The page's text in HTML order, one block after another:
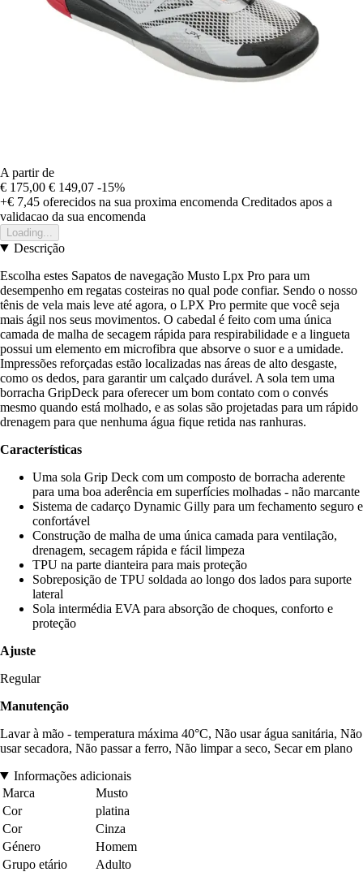
A partir de
€ 175,00 € 149,07 -15%
+€ 7,45 oferecidos na sua proxima encomenda Creditados apos a
validacao da sua encomenda
Loading...
Descrição
Escolha estes Sapatos de navegação Musto Lpx Pro para um
desempenho em regatas costeiras no qual pode confiar. Sendo o nosso
tênis de vela mais leve até agora, o LPX Pro permite que você seja
mais ágil nos seus movimentos. O cabedal é feito com uma única
camada de malha de secagem rápida para respirabilidade e a lingueta
possui um elemento em microfibra que absorve o suor e a umidade.
Impressões reforçadas estão localizadas nas áreas de alto desgaste,
como os dedos, para garantir um calçado durável. A sola tem uma
borracha GripDeck para oferecer um bom contato com o convés
mesmo quando está molhado, e as solas são projetadas para um rápido
drenagem para que nenhuma água fique retida nas ranhuras.
Características
Uma sola Grip Deck com um composto de borracha aderente
para uma boa aderência em superfícies molhadas - não marcante
Sistema de cadarço Dynamic Gilly para um fechamento seguro e
confortável
Construção de malha de uma única camada para ventilação,
drenagem, secagem rápida e fácil limpeza
TPU na parte dianteira para mais proteção
Sobreposição de TPU soldada ao longo dos lados para suporte
lateral
Sola intermédia EVA para absorção de choques, conforto e
proteção
Ajuste
Regular
Manutenção
Lavar à mão - temperatura máxima 40°C, Não usar água sanitária, Não
usar secadora, Não passar a ferro, Não limpar a seco, Secar em plano
Informações adicionais
Marca
Musto
Cor
platina
Cor
Cinza
Género
Homem
Grupo etário
Adulto